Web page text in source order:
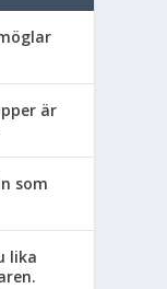
är
som
lika